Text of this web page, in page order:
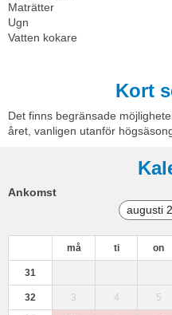
Maträtter
Ugn
Vatten kokare
Kort
Det finns begränsade
året, vanligen utanför
Ankomst
må ti on
31
32 3 4 5